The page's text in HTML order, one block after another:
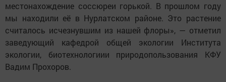
местонахождение соссюреи горькой. В прошлом году
мы находили её в Нурлатском районе. Это растение
считалось исчезнувшим из нашей флоры», — отметил
заведующий кафедрой общей экологии Института
экологии, биотехнологиии природопользования КФУ
Вадим Прохоров.